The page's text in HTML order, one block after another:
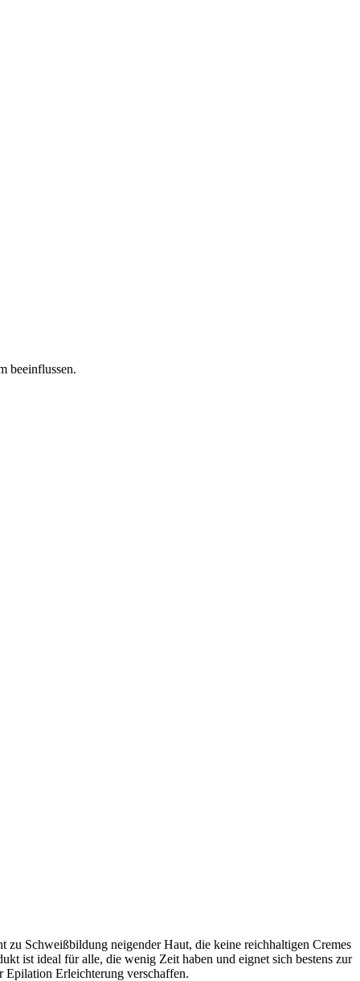
beeinflussen.
Schweißbildung neigender Haut, die keine reichhaltigen Cremes
ist ideal für alle, die wenig Zeit haben und eignet sich bestens zur
Epilation Erleichterung verschaffen.